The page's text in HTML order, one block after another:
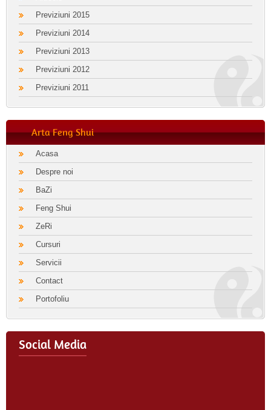
Previziuni 2015
Previziuni 2014
Previziuni 2013
Previziuni 2012
Previziuni 2011
Arta Feng Shui
Acasa
Despre noi
BaZi
Feng Shui
ZeRi
Cursuri
Servicii
Contact
Portofoliu
Social Media